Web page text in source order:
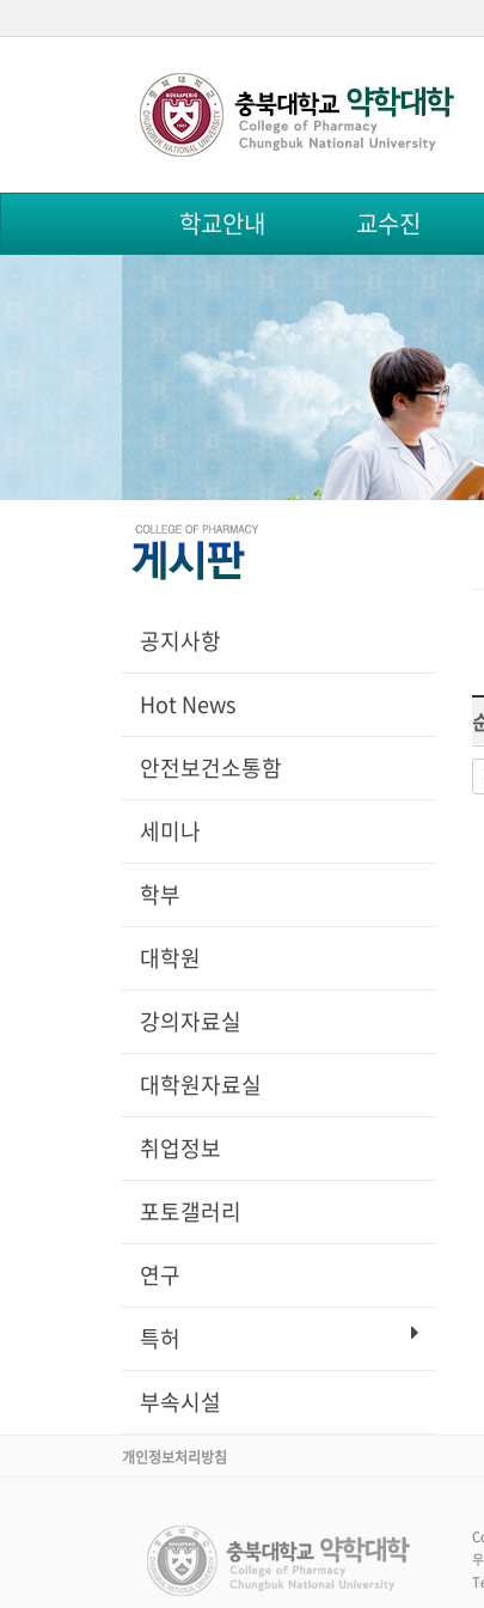
학교안내 교수진
공지사항
Hot News
안전보건소통함
세미나
학부
대학원
강의자료실
대학원자료실
취업정보
포토갤러리
연구
특허
부속시설
개인정보처리방침